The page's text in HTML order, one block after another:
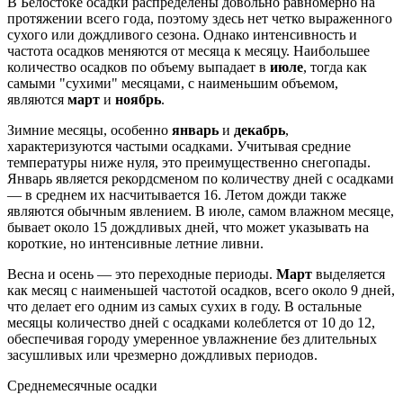
протяжении всего года, поэтому здесь нет четко выраженного
сухого или дождливого сезона. Однако интенсивность и
частота осадков меняются от месяца к месяцу. Наибольшее
количество осадков по объему выпадает в июле, тогда как
самыми "сухими" месяцами, с наименьшим объемом,
являются март и ноябрь.
Зимние месяцы, особенно январь и декабрь,
характеризуются частыми осадками. Учитывая средние
температуры ниже нуля, это преимущественно снегопады.
Январь является рекордсменом по количеству дней с осадками
— в среднем их насчитывается 16. Летом дожди также
являются обычным явлением. В июле, самом влажном месяце,
бывает около 15 дождливых дней, что может указывать на
короткие, но интенсивные летние ливни.
Весна и осень — это переходные периоды. Март выделяется
как месяц с наименьшей частотой осадков, всего около 9 дней,
что делает его одним из самых сухих в году. В остальные
месяцы количество дней с осадками колеблется от 10 до 12,
обеспечивая городу умеренное увлажнение без длительных
засушливых или чрезмерно дождливых периодов.
Среднемесячные осадки